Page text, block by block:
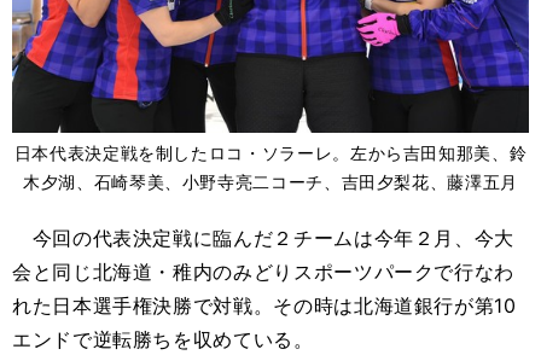
日本代表決定戦を制したロコ・ソラーレ。左から吉田知那美、鈴
木夕湖、石崎琴美、小野寺亮二コーチ、吉田夕梨花、藤澤五月
今回の代表決定戦に臨んだ２チームは今年２月、今大
会と同じ北海道・稚内のみどりスポーツパークで行なわ
れた日本選手権決勝で対戦。その時は北海道銀行が第10
エンドで逆転勝ちを収めている。